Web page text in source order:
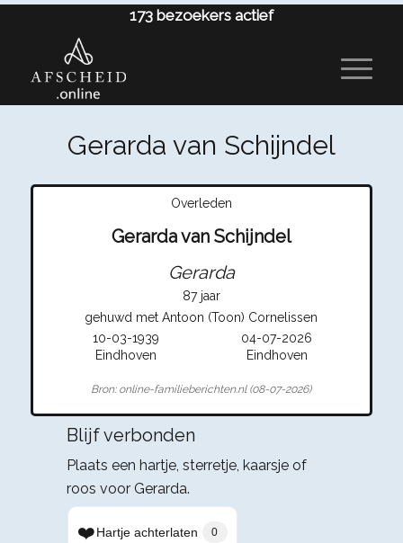
173 bezoekers actief
Gerarda van Schijndel
Overleden
Gerarda van Schijndel
Gerarda
87 jaar
gehuwd met Antoon (Toon) Cornelissen
10-03-1939
04-07-2026
Eindhoven
Eindhoven
Bron: online-familieberichten.nl (08-07-2026)
Blijf verbonden
Plaats een hartje, sterretje, kaarsje of
roos voor Gerarda.
❤️Hartje achterlaten 0